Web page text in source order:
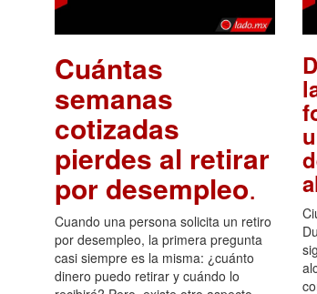
Cuántas
semanas
cotizadas
pierdes al retirar
por desempleo.
Cuando una persona solicita un retiro
por desempleo, la primera pregunta
casi siempre es la misma: ¿cuánto
dinero puedo retirar y cuándo lo